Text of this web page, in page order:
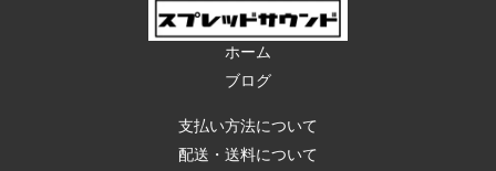
ホーム
ブログ
支払い方法について
配送・送料について